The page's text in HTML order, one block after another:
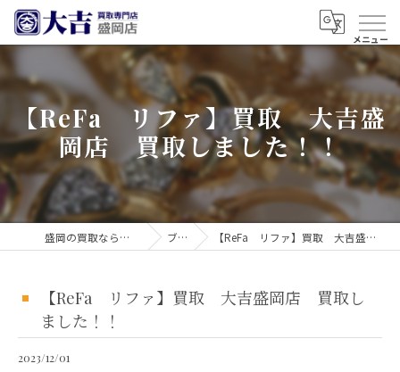
【ReFa リファ】買取 大吉盛
岡店 買取しました！！
盛岡の買取なら買取大吉 盛岡店 ブログ 【ReFa リファ】買取 大吉盛岡店 買取しました！！
【ReFa リファ】買取 大吉盛岡店 買取し
ました！！
2023/12/01